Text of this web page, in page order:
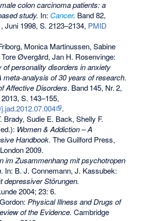
colon carcinoma patients: a
study. In: Cancer. Band 82,
Juni 1998, S. 2123–2134, PMID
Monica Martinussen, Sabine
Øvergård, Jan H. Rosenvinge:
of personality disorders in anxiety
meta-analysis of 30 years of research.
Affective Disorders. Band145, Nr.2,
2013,S. 143–155,
.
Brady, Sudie E. Back, Shelly F.
Women & Addiction – A
Handbook. The Guilford Press,
2009.
im Zusammenhang mit psychotropen
. In: B. J. Connemann, J. Kassubek:
depressiver Störungen.
2004; 23: 6.
Physical Illness and Drugs of
of the Evidence. Cambridge